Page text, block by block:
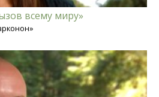
всему миру»